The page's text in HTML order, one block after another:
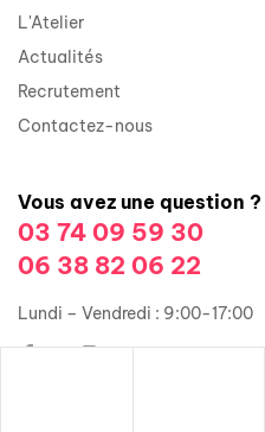
L'Atelier
Actualités
Recrutement
Contactez-nous
Vous avez une question
03 74 09 59 30
06 38 82 06 22
Lundi – Vendredi : 9:00-17:00